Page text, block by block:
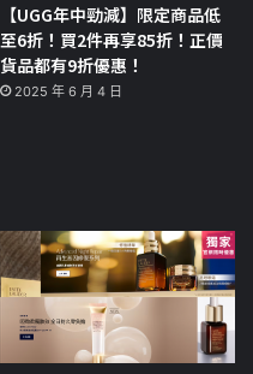
【UGG年中勁減】限定商品低
至6折！買2件再享85折！正價
貨品都有9折優惠！
2025 年 6 月 4 日